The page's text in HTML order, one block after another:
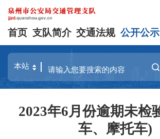
首页 支队简介 交通法规 公开公示
2023年6月份逾期未检
车、摩托车)